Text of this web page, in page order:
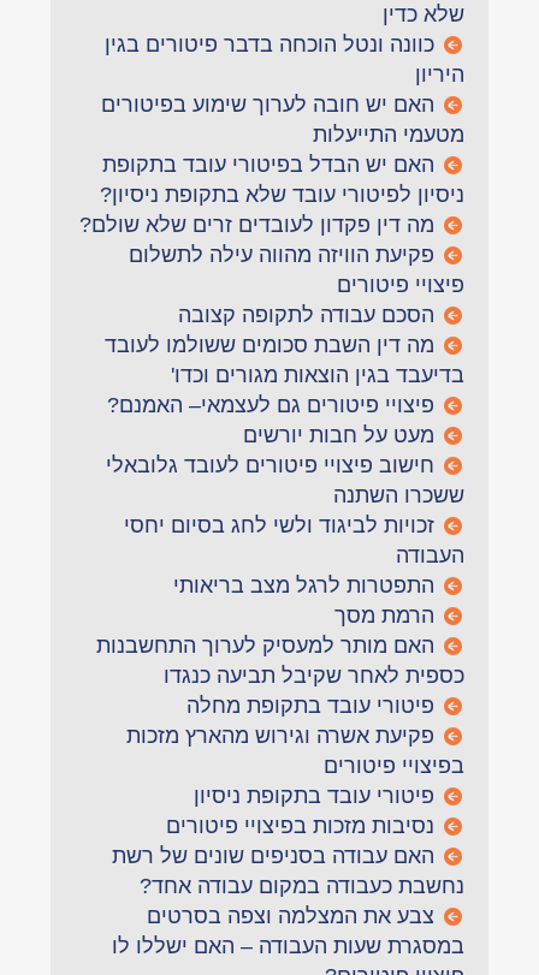
שלא כדין
כוונה ונטל הוכחה בדבר פיטורים בגין
היריון
האם יש חובה לערוך שימוע בפיטורים
מטעמי התייעלות
האם יש הבדל בפיטורי עובד בתקופת
ניסיון לפיטורי עובד שלא בתקופת ניסיון?
מה דין פקדון לעובדים זרים שלא שולם?
פקיעת הוויזה מהווה עילה לתשלום
פיצויי פיטורים
הסכם עבודה לתקופה קצובה
מה דין השבת סכומים ששולמו לעובד
בדיעבד בגין הוצאות מגורים וכדו'
פיצויי פיטורים גם לעצמאי– האמנם?
מעט על חבות יורשים
חישוב פיצויי פיטורים לעובד גלובאלי
ששכרו השתנה
זכויות לביגוד ולשי לחג בסיום יחסי
העבודה
התפטרות לרגל מצב בריאותי
הרמת מסך
האם מותר למעסיק לערוך התחשבנות
כספית לאחר שקיבל תביעה כנגדו
פיטורי עובד בתקופת מחלה
פקיעת אשרה וגירוש מהארץ מזכות
בפיצויי פיטורים
פיטורי עובד בתקופת ניסיון
נסיבות מזכות בפיצויי פיטורים
האם עבודה בסניפים שונים של רשת
נחשבת כעבודה במקום עבודה אחד?
צבע את המצלמה וצפה בסרטים
במסגרת שעות העבודה – האם ישללו לו